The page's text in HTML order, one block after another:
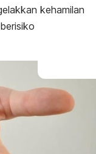
kehamilan